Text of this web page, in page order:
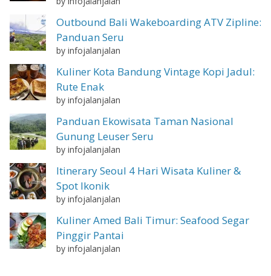
Outbound Bali Wakeboarding ATV Zipline:
Panduan Seru
by infojalanjalan
Kuliner Kota Bandung Vintage Kopi Jadul:
Rute Enak
by infojalanjalan
Panduan Ekowisata Taman Nasional
Gunung Leuser Seru
by infojalanjalan
Itinerary Seoul 4 Hari Wisata Kuliner &
Spot Ikonik
by infojalanjalan
Kuliner Amed Bali Timur: Seafood Segar
Pinggir Pantai
by infojalanjalan